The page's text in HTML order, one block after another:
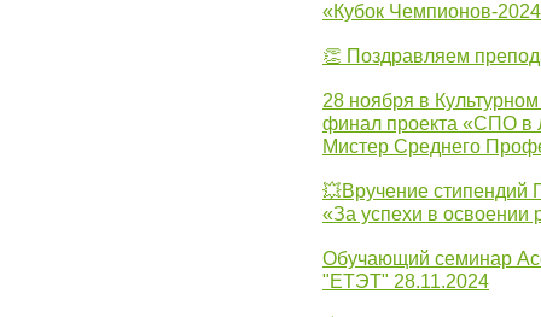
«Кубок Чемпионов-
👏 Поздравляем
28 ноября в
финал проекта «СПО в
Мистер Среднего
💥Вручение стипендий
«За успехи в освоении
Обучающий семинар
"ЕТЭТ" 28.11.2024